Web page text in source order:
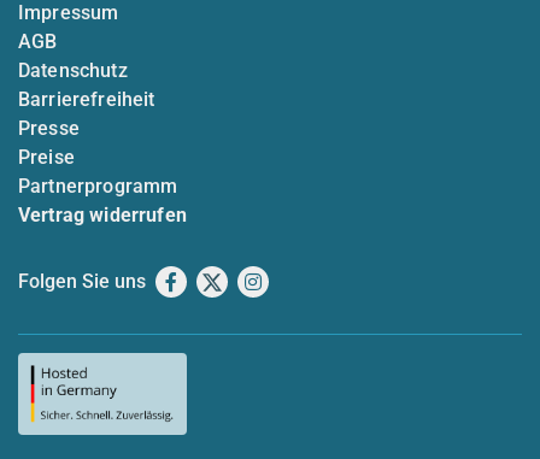
Impressum
AGB
Datenschutz
Barrierefreiheit
Presse
Preise
Partnerprogramm
Vertrag widerrufen
Folgen Sie uns Facebook
X Instagram